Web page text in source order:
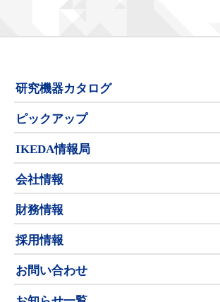
研究機器カタログ
ピックアップ
IKEDA情報局
会社情報
財務情報
採用情報
お問い合わせ